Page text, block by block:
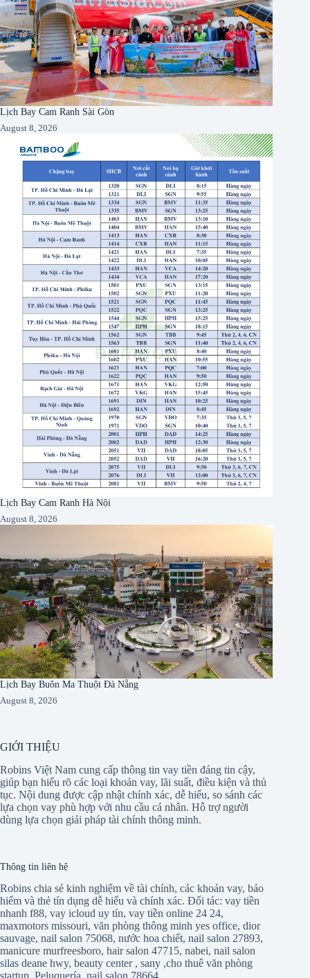
Lịch Bay Cam Ranh Sài Gòn
August 8, 2026
Lịch Bay Cam Ranh Hà Nội
August 8, 2026
Lịch Bay Buôn Ma Thuột Đà Nẵng
August 8, 2026
GIỚI THIỆU
Robins Việt Nam cung cấp thông tin vay tiền đáng tin cậy,
giúp bạn hiểu rõ các loại khoản vay, lãi suất, điều kiện và thủ
tục. Nội dung được cập nhật chính xác, dễ hiểu, so sánh các
lựa chọn vay phù hợp với nhu cầu cá nhân. Hỗ trợ người
dùng lựa chọn giải pháp tài chính thông minh.
Thông tin liên hệ
Robins chia sẻ kinh nghiệm về tài chính, các khoản vay, bảo
hiểm và thẻ tín dụng dễ hiểu và chính xác. Đối tác: vay tiền
nhanh f88, vay icloud uy tín, vay tiền online 24 24,
maxmotors missouri, văn phòng thông minh yes office, dior
sauvage, nail salon 75068, nước hoa chiết, nail salon 27893,
manicure murfreesboro, hair salon 47715, nabei, nail salon
silas deane hwy, beauty center, sany ,cho thuê văn phòng
startup Peluquería nail salon 78664